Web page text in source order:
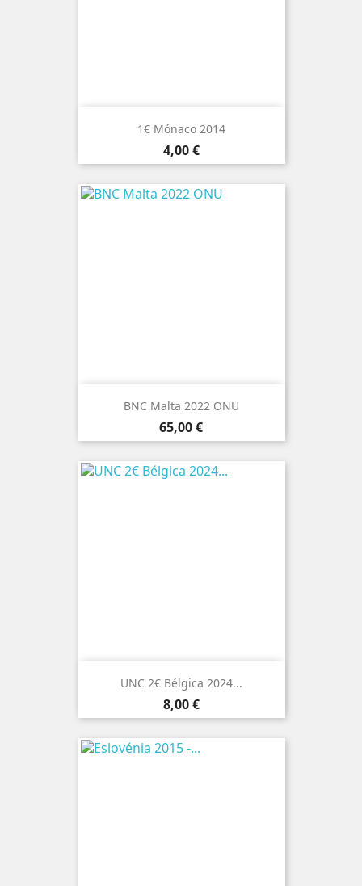
1€ Mónaco 2014
Preço
4,00 €
BNC Malta 2022 ONU
Preço
65,00 €
UNC 2€ Bélgica 2024...
Preço
8,00 €